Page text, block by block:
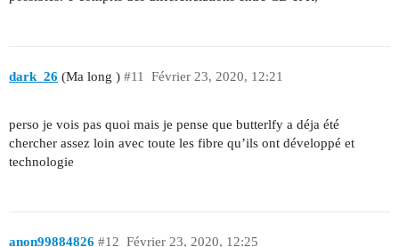
dark_26 (Ma long ) Février 23, 2020, 12:21
#11
perso je vois pas quoi mais je pense que butterlfy a déja été
chercher assez loin avec toute les fibre qu’ils ont développé et
technologie
anon99884826 Février 23, 2020, 12:25
#12